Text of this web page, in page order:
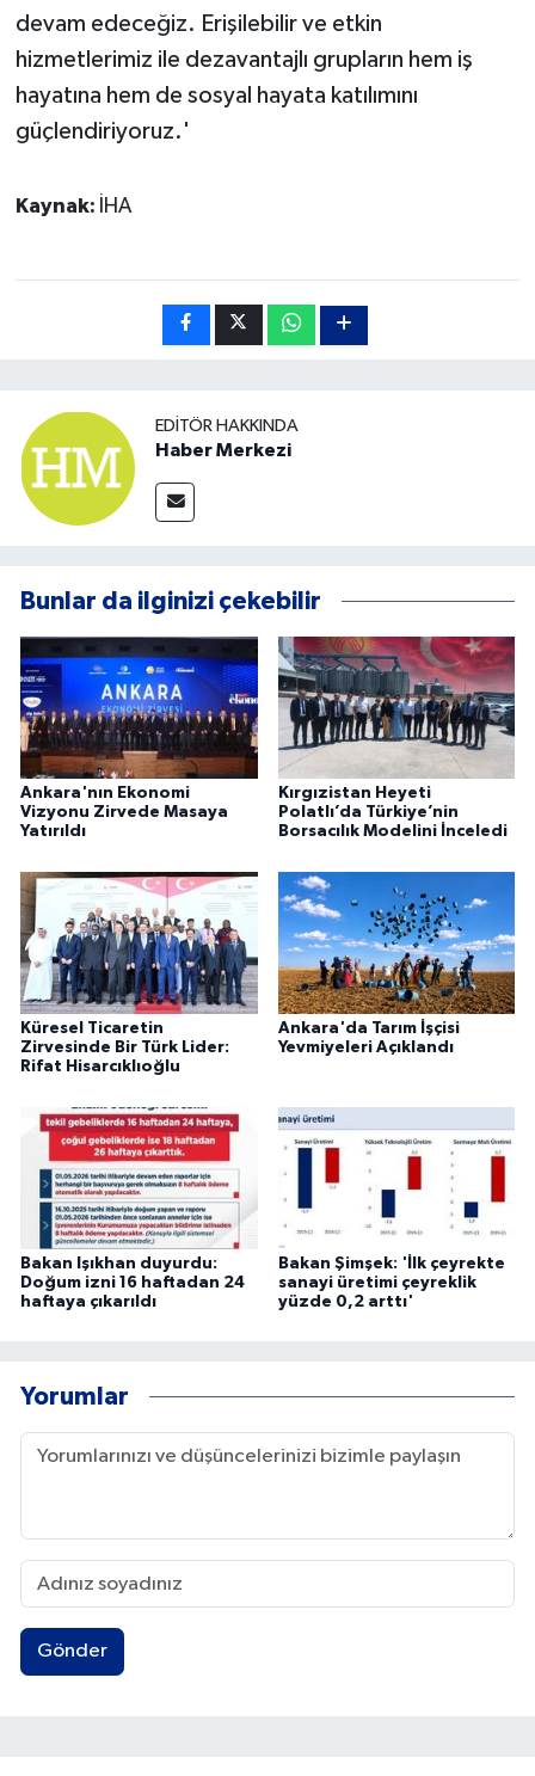
devam edeceğiz. Erişilebilir ve etkin
hizmetlerimiz ile dezavantajlı grupların hem iş
hayatına hem de sosyal hayata katılımını
güçlendiriyoruz.'
Kaynak: İHA
EDITÖR HAKKINDA
Haber Merkezi
Bunlar da ilginizi çekebilir
Ankara'nın Ekonomi
Vizyonu Zirvede Masaya
Yatırıldı
Kırgızistan Heyeti
Polatlı’da Türkiye’nin
Borsacılık Modelini İnceledi
Küresel Ticaretin
Zirvesinde Bir Türk Lider:
Rifat Hisarcıklıoğlu
Ankara'da Tarım İşçisi
Yevmiyeleri Açıklandı
Bakan Işıkhan duyurdu:
Doğum izni 16 haftadan 24
haftaya çıkarıldı
Bakan Şimşek: 'İlk çeyrekte
sanayi üretimi çeyreklik
yüzde 0,2 arttı'
Yorumlar
Gönder